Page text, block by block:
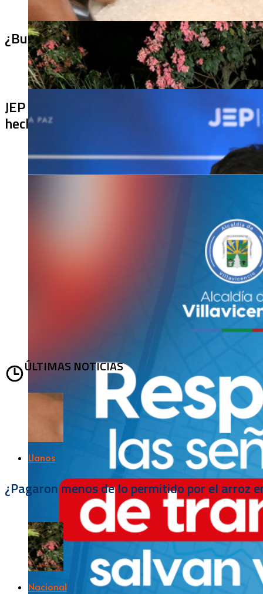
¿Bus bomba rumbo a Cali? Hallan 420
JEP imputa a 27 excomandantes de las
hechos
ÚLTIMAS NOTICIAS
Llanos
¿Pagaron menos de lo permitido por el arroz
Nacional